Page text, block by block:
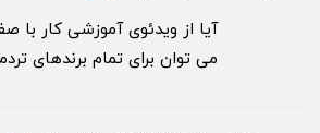
آیا از ویدئوی آموزشی کار با
می توان برای تمام برندهای